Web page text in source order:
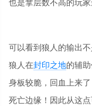
也是拿层数不高的玩
可以看到狼人的输出
狼人在封印之地的辅
身板较脆，回血上来
死亡边缘！因此从这